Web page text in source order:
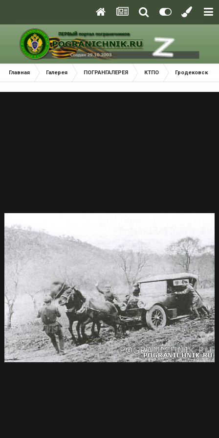
Главная Галерея ПОГРАНГАЛЕРЕЯ КТПО Гродековский